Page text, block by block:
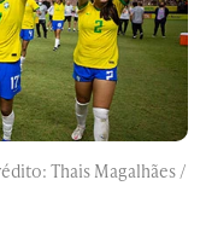
Thais Magalhães /